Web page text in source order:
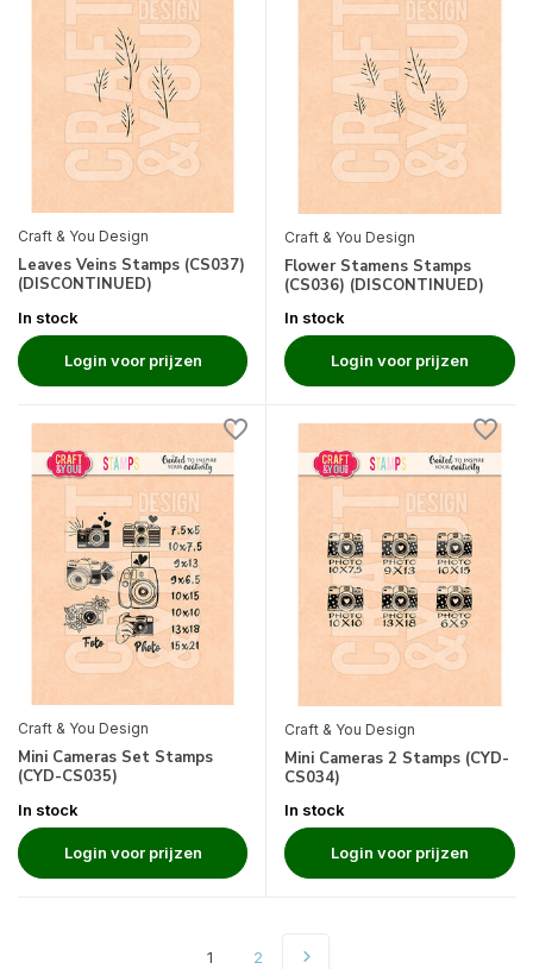
Craft & You Design
Leaves Veins Stamps (CS037)
(DISCONTINUED)
In stock
Login voor prijzen
Craft & You Design
Flower Stamens Stamps
(CS036) (DISCONTINUED)
In stock
Login voor prijzen
Craft & You Design
Mini Cameras Set Stamps
(CYD-CS035)
In stock
Login voor prijzen
Craft & You Design
Mini Cameras 2 Stamps (CYD-
CS034)
In stock
Login voor prijzen
1 2